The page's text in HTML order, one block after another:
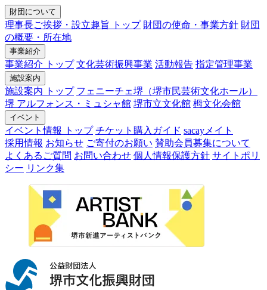
財団について
理事長ご挨拶・設立趣旨 トップ 財団の使命・事業方針 財団
の概要・所在地
事業紹介
事業紹介 トップ 文化芸術振興事業 活動報告 指定管理事業
施設案内
施設案内 トップ フェニーチェ堺（堺市民芸術文化ホール）
堺 アルフォンス・ミュシャ館 堺市立文化館 栂文化会館
イベント
イベント情報 トップ チケット購入ガイド sacayメイト
採用情報 お知らせ ご寄付のお願い 賛助会員募集について
よくあるご質問 お問い合わせ 個人情報保護方針 サイトポリ
シー リンク集